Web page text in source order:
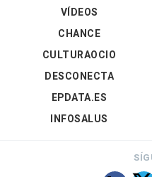
VÍDEOS
CHANCE
CULTURAOCIO
DESCONECTA
EPDATA.ES
INFOSALUS